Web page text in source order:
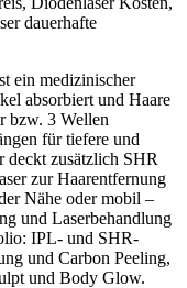
dauerhafte
ein medizinischer
absorbiert und Haare
bzw. 3 Wellen
für tiefere und
deckt zusätzlich SHR
zur Haarentfernung
Nähe oder mobil –
und Laserbehandlung
IPL- und SHR-
und Carbon Peeling,
und Body Glow.